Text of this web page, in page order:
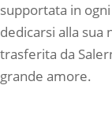
supportata in
dedicarsi alla sua
trasferita da
grande amore.